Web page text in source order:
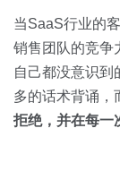
当SaaS行业的
销售团队的竞争
自己都没意识到
多的话术背诵，
拒绝，并在每一